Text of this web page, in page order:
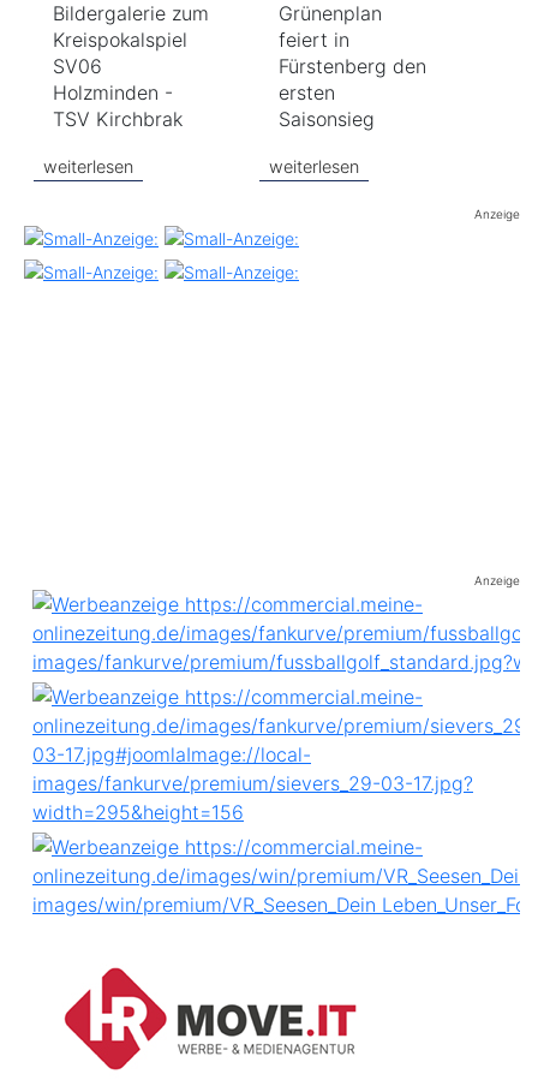
Bildergalerie zum
Kreispokalspiel
SV06
Holzminden -
TSV Kirchbrak
weiterlesen
Grünenplan
feiert in
Fürstenberg den
ersten
Saisonsieg
weiterlesen
Anzeige
Anzeige